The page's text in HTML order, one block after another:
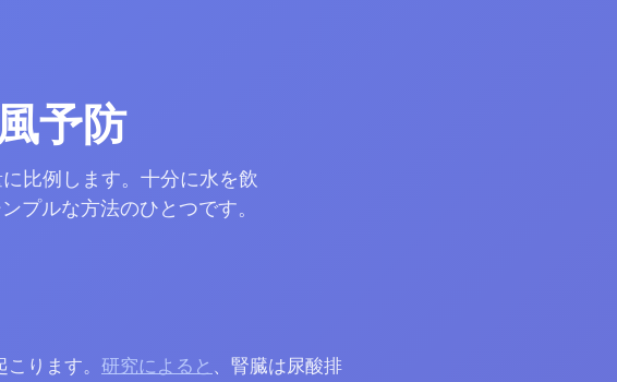
予防
比例します。十分に水を飲
プルな方法のひとつです。
ります。 研究によると 、腎臓は尿酸排